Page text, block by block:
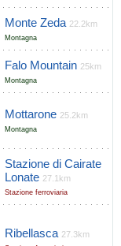
Monte Zeda 22.2km
Montagna
Falo Mountain 25km
Montagna
Mottarone 25.2km
Montagna
Stazione di Cairate
Lonate 27.1km
Stazione ferroviaria
Ribellasca 27.3km